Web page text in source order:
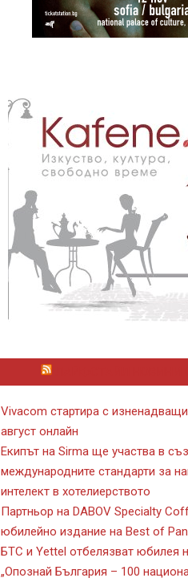
Vivacom стартира с
август онлайн
Екипът на Sirma ще участва в
международните стандарти за
интелект в хотелиерството
Партньор на DABOV Specialty
юбилейно издание на Best of
БТС и Yettel отбелязват юбилея
„Опознай България – 100